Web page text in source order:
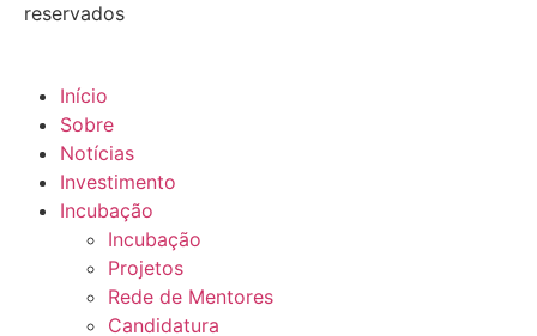
reservados
Início
Sobre
Notícias
Investimento
Incubação
Incubação
Projetos
Rede de Mentores
Candidatura